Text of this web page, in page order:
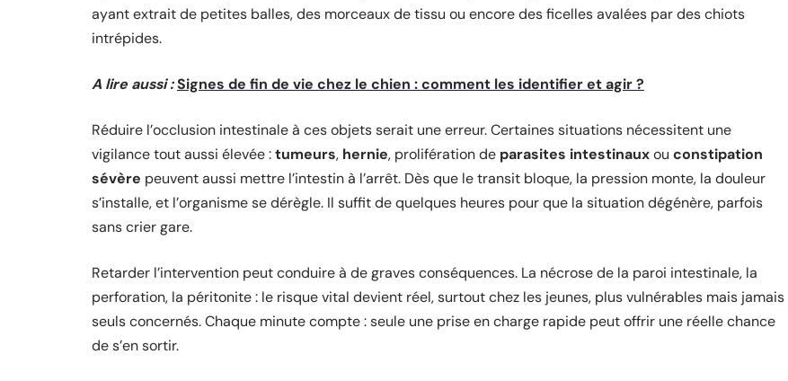
ayant extrait de petites balles, des morceaux de tissu ou encore des ficelles avalées par des chiots
intrépides.
A lire aussi :Signes de fin de vie chez le chien : comment les identifier et agir ?
Réduire l’occlusion intestinale à ces objets serait une erreur. Certaines situations nécessitent une
vigilance tout aussi élevée :tumeurs, hernie, prolifération de parasites intestinauxou constipation
sévère peuvent aussi mettre l’intestin à l’arrêt. Dès que le transit bloque, la pression monte, la douleur
s’installe, et l’organisme se dérègle. Il suffit de quelques heures pour que la situation dégénère, parfois
sans crier gare.
Retarder l’intervention peut conduire à de graves conséquences. La nécrose de la paroi intestinale, la
perforation, la péritonite : le risque vital devient réel, surtout chez les jeunes, plus vulnérables mais jamais
seuls concernés. Chaque minute compte : seule une prise en charge rapide peut offrir une réelle chance
de s’en sortir.